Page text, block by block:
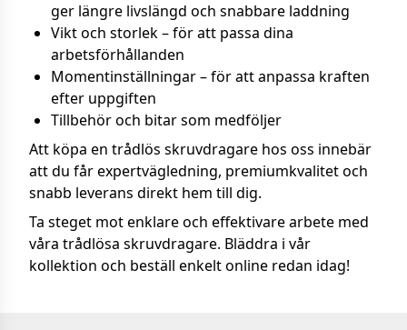
ger längre livslängd och snabbare laddning
Vikt och storlek – för att passa dina
arbetsförhållanden
Momentinställningar – för att anpassa kraften
efter uppgiften
Tillbehör och bitar som medföljer
Att köpa en trådlös skruvdragare hos oss innebär
att du får expertvägledning, premiumkvalitet och
snabb leverans direkt hem till dig.
Ta steget mot enklare och effektivare arbete med
våra trådlösa skruvdragare. Bläddra i vår
kollektion och beställ enkelt online redan idag!